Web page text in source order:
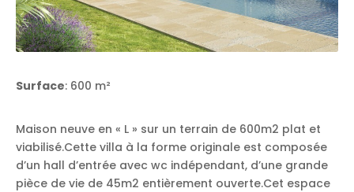
Surface: 600 m²
Maison neuve en « L » sur un terrain de 600m2 plat et
viabilisé.Cette villa à la forme originale est composée
d’un hall d’entrée avec wc indépendant, d’une grande
pièce de vie de 45m2 entièrement ouverte.Cet espace